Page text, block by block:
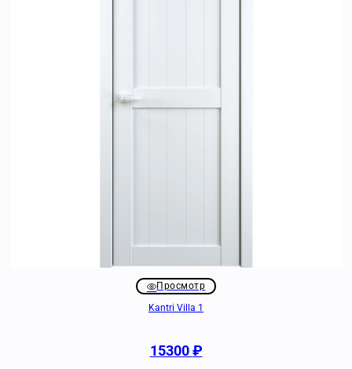
Просмотр
Kantri Villa 1
15300₽